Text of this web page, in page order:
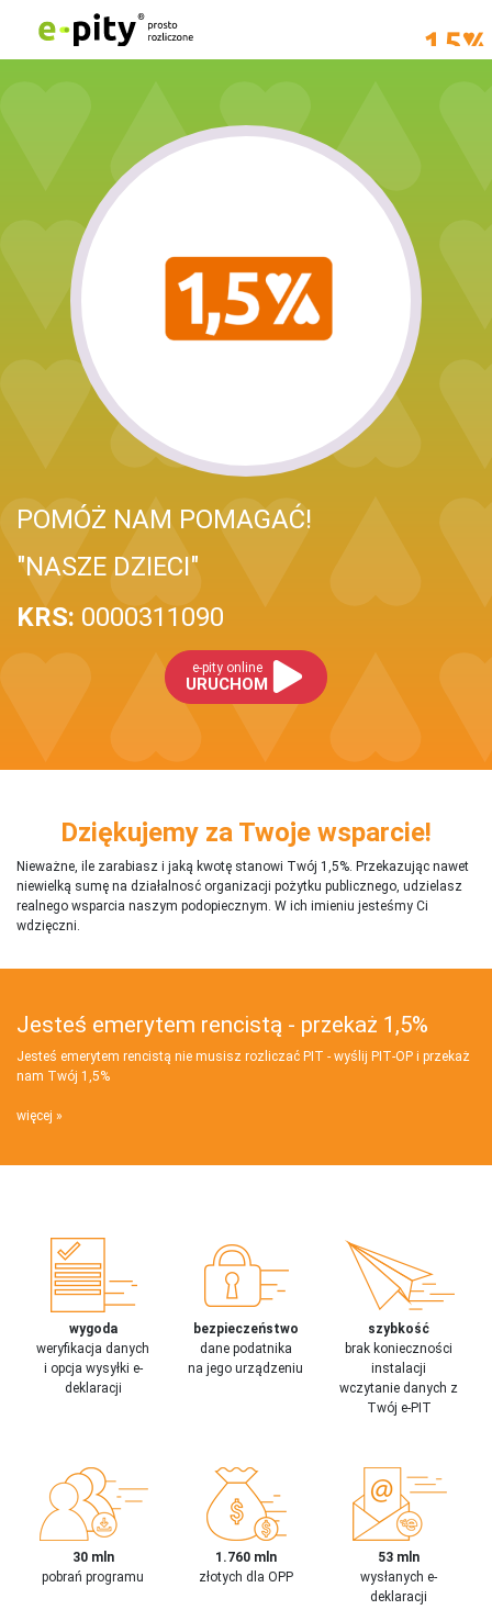
POMÓŻ NAM POMAGAĆ!
"NASZE DZIECI"
KRS: 0000311090
e-pity online
URUCHOM
Dziękujemy za Twoje wsparcie!
Nieważne, ile zarabiasz i jaką kwotę stanowi Twój 1,5%. Przekazując nawet
niewielką sumę na działalnosć organizacji pożytku publicznego, udzielasz
realnego wsparcia naszym podopiecznym. W ich imieniu jesteśmy Ci
wdzięczni.
Jesteś emerytem rencistą - przekaż 1,5%
Jesteś emerytem rencistą nie musisz rozliczać PIT - wyślij PIT‑OP i przekaż
nam Twój 1,5%
więcej
wygoda
weryfikacja danych
i opcja wysyłki e-
deklaracji
bezpieczeństwo
dane podatnika
na jego urządzeniu
szybkość
brak konieczności
instalacji
wczytanie danych z
Twój e-PIT
30 mln
pobrań programu
1.760 mln
złotych dla OPP
53 mln
wysłanych e-
deklaracji